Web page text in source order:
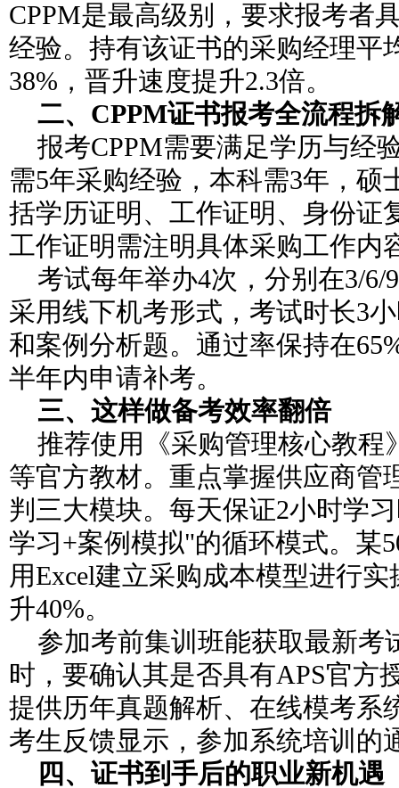
CPPM是最高级别，要求报考者
经验。持有该证书的采购经理平
38%，晋升速度提升2.3倍。
二、CPPM证书报考全流程拆
报考CPPM需要满足学历与经
需5年采购经验，本科需3年，硕
括学历证明、工作证明、身份证
工作证明需注明具体采购工作内
考试每年举办4次，分别在3/6/
采用线下机考形式，考试时长3
和案例分析题。通过率保持在
半年内申请补考。
三、这样做备考效率翻倍
推荐使用《采购管理核心教程
等官方教材。重点掌握供应商管
判三大模块。每天保证2小时学
学习+案例模拟"的循环模式。某
用Excel建立采购成本模型进行
升40%。
参加考前集训班能获取最新考
时，要确认其是否具有APS官方
提供历年真题解析、在线模考系
考生反馈显示，参加系统培训的
四、证书到手后的职业新机遇